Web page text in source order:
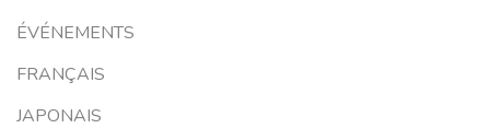
ÉVÉNEMENTS
FRANÇAIS
JAPONAIS